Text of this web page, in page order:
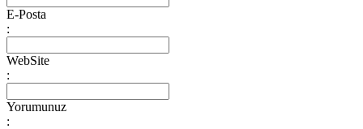
E-Posta
:
WebSite
:
Yorumunuz
: